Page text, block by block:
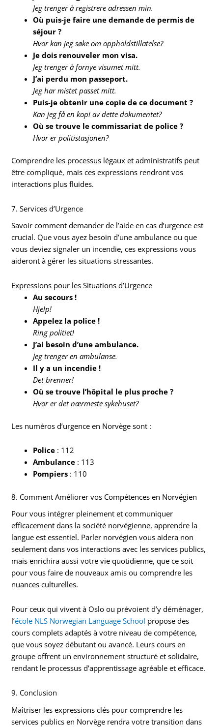
Jeg trenger å registrere adressen min.
Où puis-je faire une demande de permis de
séjour ?
Hvor kan jeg søke om oppholdstillatelse?
Je dois renouveler mon visa.
Jeg trenger å fornye visumet mitt.
J’ai perdu mon passeport.
Jeg har mistet passet mitt.
Puis-je obtenir une copie de ce document ?
Kan jeg få en kopi av dette dokumentet?
Où se trouve le commissariat de police ?
Hvor er politistasjonen?
Comprendre les processus légaux et administratifs peut
être compliqué, mais ces expressions rendront vos
interactions plus fluides.
7. Services d’Urgence
Savoir comment demander de l’aide en cas d’urgence est
crucial. Que vous ayez besoin d’une ambulance ou que
vous deviez signaler un incendie, ces expressions vous
aideront à gérer les situations stressantes.
Expressions pour les Situations d’Urgence
Au secours !
Hjelp!
Appelez la police !
Ring politiet!
J’ai besoin d’une ambulance.
Jeg trenger en ambulanse.
Il y a un incendie !
Det brenner!
Où se trouve l’hôpital le plus proche ?
Hvor er det nærmeste sykehuset?
Les numéros d’urgence en Norvège sont :
Police : 112
Ambulance : 113
Pompiers : 110
8. Comment Améliorer vos Compétences en Norvégien
Pour vous intégrer pleinement et communiquer
efficacement dans la société norvégienne, apprendre la
langue est essentiel. Parler norvégien vous aidera non
seulement dans vos interactions avec les services publics,
mais enrichira aussi votre vie quotidienne, que ce soit
pour vous faire de nouveaux amis ou comprendre les
nuances culturelles.
Pour ceux qui vivent à Oslo ou prévoient d’y déménager,
l’école NLS Norwegian Language School propose des
cours complets adaptés à votre niveau de compétence,
que vous soyez débutant ou avancé. Leurs cours en
groupe offrent un environnement structuré et solidaire,
rendant le processus d’apprentissage agréable et efficace.
9. Conclusion
Maîtriser les expressions clés pour comprendre les
services publics en Norvège rendra votre transition dans